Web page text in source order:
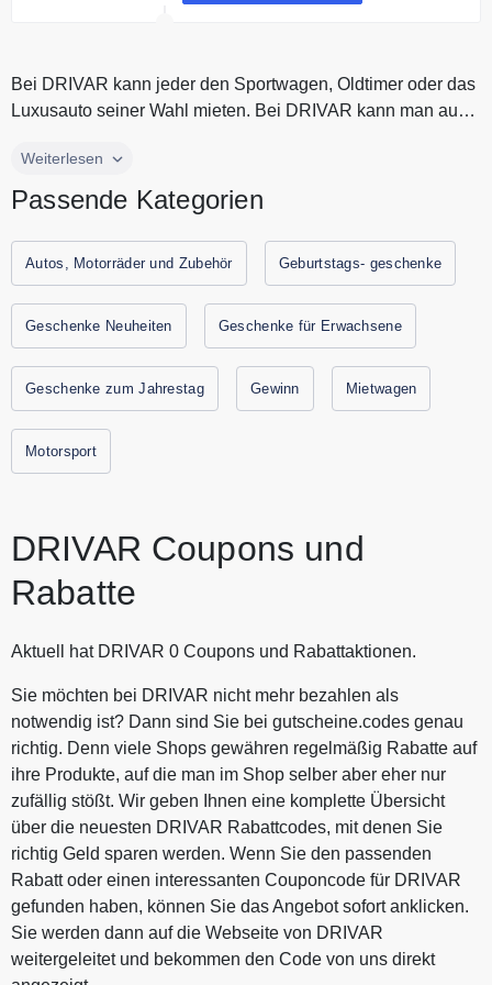
Bei DRIVAR kann jeder den Sportwagen, Oldtimer oder das
Luxusauto seiner Wahl mieten. Bei DRIVAR kann man auch
Bei DRIVAR kann jeder den Sportwagen, Oldtimer oder das
sein eigenes Auto zur Miete anbieten. Mit DRIVAR kannst
vermieten. Ein DRIVAR Gutschein ist das perfekte
Geschenk für einen Autoliebhaber. Alle aktuellen
Gutscheine und Rabattaktionen von DRIVAR findest Du
Weiterlesen
Passende Kategorien
Autos, Motorräder und Zubehör Geburtstags- geschenke
Geschenke Neuheiten Geschenke für Erwachsene
Geschenke zum Jahrestag Gewinn Mietwagen
Motorsport
DRIVAR Coupons und
Rabatte
Aktuell hat DRIVAR 0 Coupons und Rabattaktionen.
Sie möchten bei DRIVAR nicht mehr bezahlen als
notwendig ist? Dann sind Sie bei gutscheine.codes genau
richtig. Denn viele Shops gewähren regelmäßig Rabatte auf
ihre Produkte, auf die man im Shop selber aber eher nur
zufällig stößt. Wir geben Ihnen eine komplette Übersicht
über die neuesten DRIVAR Rabattcodes, mit denen Sie
richtig Geld sparen werden. Wenn Sie den passenden
Rabatt oder einen interessanten Couponcode für DRIVAR
gefunden haben, können Sie das Angebot sofort anklicken.
Sie werden dann auf die Webseite von DRIVAR
weitergeleitet und bekommen den Code von uns direkt